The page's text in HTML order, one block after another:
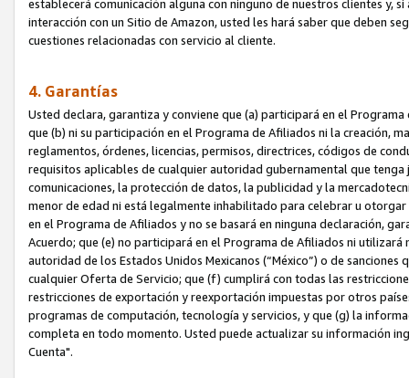
establecerá comunicación alguna con ninguno de nuestros clientes y,
interacción con un Sitio de Amazon, usted les hará saber que deben
cuestiones relacionadas con servicio al cliente.
4. Garantías
Usted declara, garantiza y conviene que (a) participará en el
que (b) ni su participación en el Programa de Afiliados ni la creación,
reglamentos, órdenes, licencias, permisos, directrices, códigos de
requisitos aplicables de cualquier autoridad gubernamental que
comunicaciones, la protección de datos, la publicidad y la
menor de edad ni está legalmente inhabilitado para celebrar u
en el Programa de Afiliados y no se basará en ninguna declaración,
Acuerdo; que (e) no participará en el Programa de Afiliados ni
autoridad de los Estados Unidos Mexicanos (“México”) o de
cualquier Oferta de Servicio; que (f) cumplirá con todas las
restricciones de exportación y reexportación impuestas por otros
programas de computación, tecnología y servicios, y que (g) la
completa en todo momento. Usted puede actualizar su información
Cuenta".